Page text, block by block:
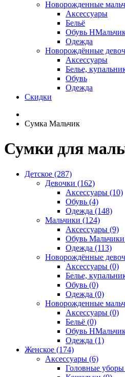
Новорожденные
Аксессуары
Бельё
Обувь
Одежда
Новорождённые
Аксессуары
Белье,
Обувь
Одежда
Скидки
Сумка Мальчик
Сумки для
Детское (287)
Девочки (162)
Аксессуары (10)
Обувь (4)
Одежда (148)
Мальчики (124)
Аксессуары (9)
Обувь
Одежда (113)
Новорождённые
Аксессуары (0)
Белье,
Обувь (0)
Одежда (0)
Новорожденные
Аксессуары (0)
Бельё (0)
Обувь
Одежда (1)
Женское (174)
Аксессуары (6)
Головные